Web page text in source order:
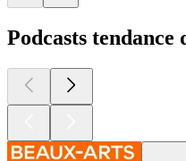
Podcasts tendance